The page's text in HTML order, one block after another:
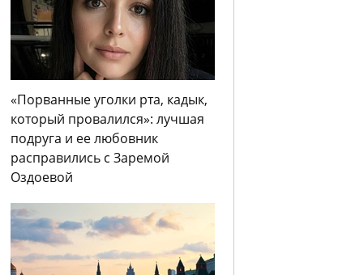
«Порванные уголки рта, кадык,
который провалился»: лучшая
подруга и ее любовник
расправились с Заремой
Оздоевой